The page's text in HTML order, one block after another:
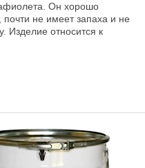
Он хорошо
не имеет запаха и не
Изделие относится к